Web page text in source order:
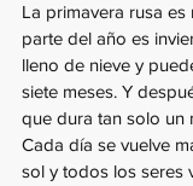
La primavera rusa
parte del año es
lleno de nieve y
siete meses. Y
que dura tan solo un
Cada día se vuelve
sol y todos los seres